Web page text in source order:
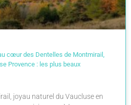
cœur des Dentelles de Montmirail,
Provence : les plus beaux
joyau naturel du Vaucluse en